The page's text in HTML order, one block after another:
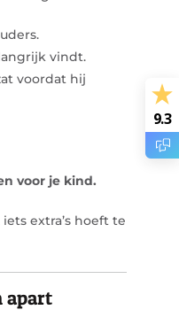
vindt.
voordat hij
voor je kind.
extra’s hoeft te
apart
9.3